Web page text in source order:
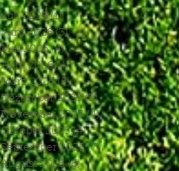
Juli 2026 (1)1 Beitrag
Juni 2026 (3)3 Beiträge
Mai 2026 (4)4 Beiträge
April 2026 (4)4 Beiträge
März 2026 (5)5 Beiträge
Dezember 2025 (5)5 Beiträge
November 2025 (4)4 Beiträge
Oktober 2025 (4)4 Beiträge
September 2025 (7)7 Beiträge
August 2025 (6)6 Beiträge